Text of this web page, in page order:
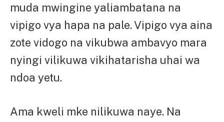
muda mwingine yaliambatana na
vipigo vya hapa na pale. Vipigo vya aina
zote vidogo na vikubwa ambavyo mara
nyingi vilikuwa vikihatarisha uhai wa
ndoa yetu.
Ama kweli mke nilikuwa naye. Na